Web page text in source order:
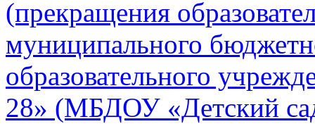
(прекращения
муниципального
образовательного
28» (МБДОУ «Детский